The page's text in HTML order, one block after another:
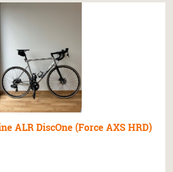
ALR DiscOne (Force AXS HRD)